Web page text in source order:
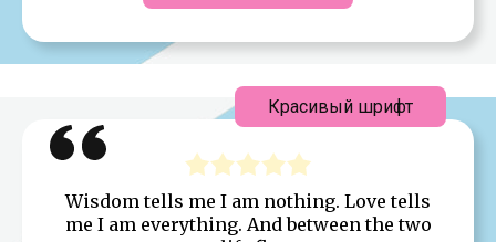
Wisdom tells me I am nothing. Love tells
me I am everything. And between the two
Красивый шрифт